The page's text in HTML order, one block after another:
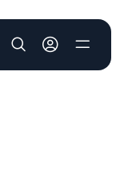
User account